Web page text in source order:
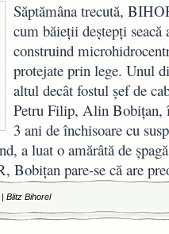
Săptămâna trecută,
cum băieţii deştepţi
construind
protejate prin lege. Unul
altul decât fostul şef de
Petru Filip, Alin Bobiţan,
3 ani de închisoare cu
a luat o amărâtă de
Bobiţan pare-se că are
|Blitz Bihorel